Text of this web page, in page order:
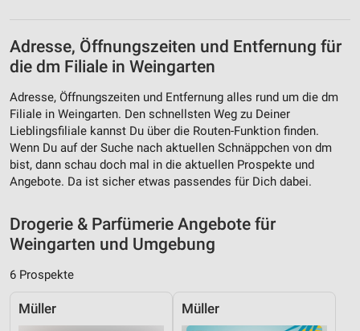
Adresse, Öffnungszeiten und Entfernung für
die dm Filiale in Weingarten
Adresse, Öffnungszeiten und Entfernung alles rund um die dm
Filiale in Weingarten. Den schnellsten Weg zu Deiner
Lieblingsfiliale kannst Du über die Routen-Funktion finden.
Wenn Du auf der Suche nach aktuellen Schnäppchen von dm
bist, dann schau doch mal in die aktuellen Prospekte und
Angebote. Da ist sicher etwas passendes für Dich dabei.
Drogerie & Parfümerie Angebote für
Weingarten und Umgebung
6 Prospekte
Müller Müller
von Inhalten
Verwendung von Profilen zur Auswahl
Messung der Werbeleistung
Messung der Performance von Inhalten
Analyse von Zielgruppen durch Statistiken oder
Entwicklung und Verbesserung der Angebote
Verwendung reduzierter Daten zur Auswahl von
IAB-Besonderheiten: